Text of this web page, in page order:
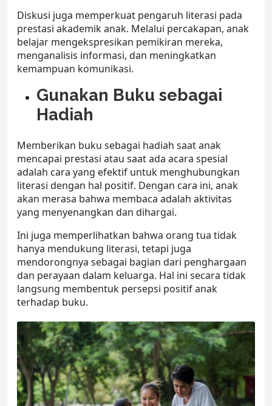
Diskusi juga memperkuat pengaruh literasi pada
prestasi akademikanak. Melalui percakapan, anak
belajar mengekspresikan pemikiran mereka,
menganalisis informasi, dan meningkatkan
kemampuan komunikasi.
Gunakan Buku sebagai
Hadiah
Memberikan buku sebagai hadiah saat anak
mencapai prestasi atau saat ada acara spesial
adalah cara yang efektif untuk menghubungkan
literasi dengan hal positif. Dengan cara ini, anak
akan merasa bahwa membaca adalah aktivitas
yang menyenangkan dan dihargai.
Ini juga memperlihatkan bahwa orang tua tidak
hanya mendukung literasi, tetapi juga
mendorongnya sebagai bagian dari penghargaan
dan perayaan dalam keluarga. Hal ini secara tidak
langsung membentuk persepsi positif anak
terhadap buku.